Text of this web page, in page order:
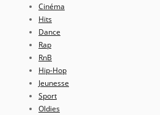
Cinéma
Hits
Dance
Rap
RnB
Hip-Hop
Jeunesse
Sport
Oldies